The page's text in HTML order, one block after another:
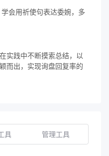
会用祈使句表达委婉，多
实践中不断摸索总结，以
而出，实现询盘回复率的
具 管理工具